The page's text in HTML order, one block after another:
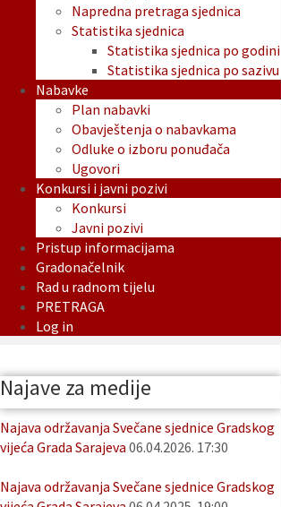
Napredna pretraga sjednica
Statistika sjednica
Statistika sjednica po godini
Statistika sjednica po sazivu
Nabavke
Plan nabavki
Obavještenja o nabavkama
Odluke o izboru ponuđača
Ugovori
Konkursi i javni pozivi
Konkursi
Javni pozivi
Pristup informacijama
Gradonačelnik
Rad u radnom tijelu
PRETRAGA
Log in
Najave za medije
Najava održavanja Svečane sjednice Gradskog
vijeća Grada Sarajeva 06.04.2026. 17:30
Najava održavanja Svečane sjednice Gradskog